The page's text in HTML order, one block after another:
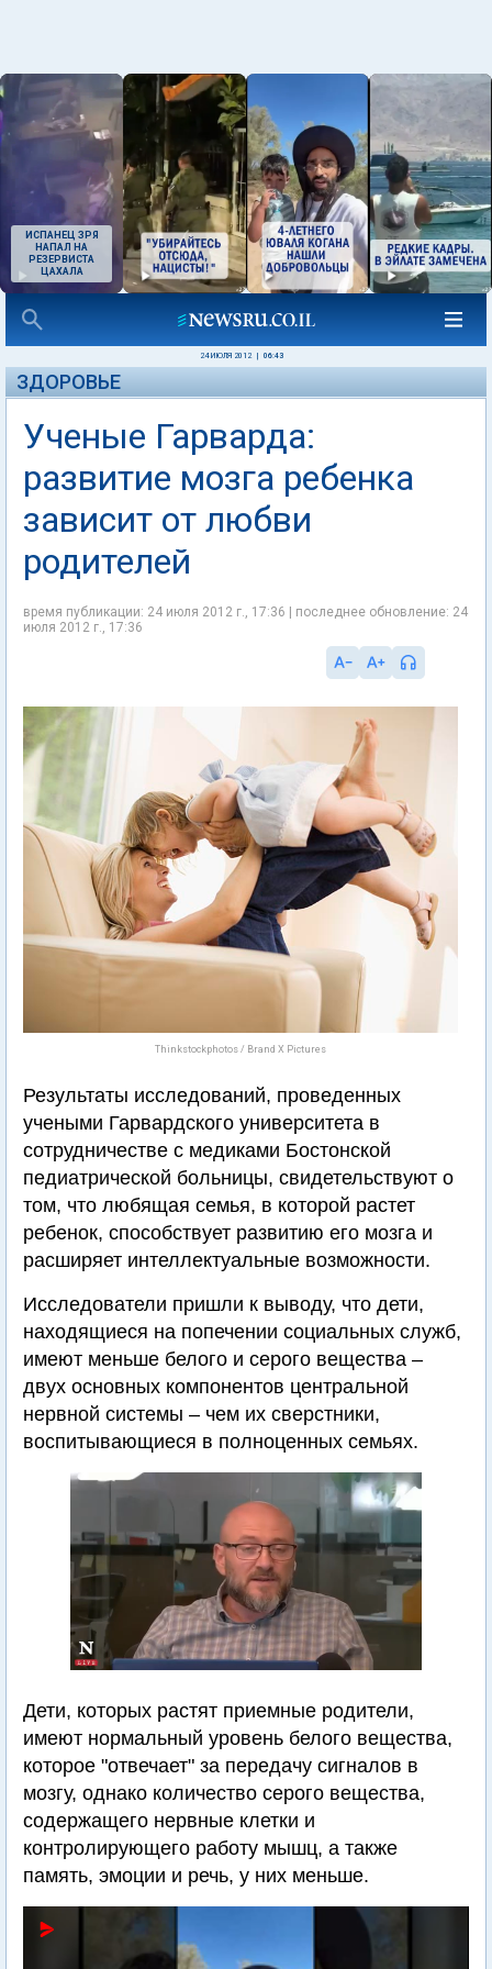
ИСПАНЕЦ ЗРЯ
НАПАЛ НА
РЕЗЕРВИСТА
ЦАХАЛА
24 ИЮЛЯ 2012 06:43
ЗДОРОВЬЕ
Ученые Гарварда:
развитие мозга ребенка
зависит от любви
родителей
время публикации: 24 июля 2012 г., 17:36 | последнее обновление: 24
июля 2012 г., 17:36
Thinkstockphotos / Brand X Pictures
Результаты исследований, проведенных
учеными Гарвардского университета в
сотрудничестве с медиками Бостонской
педиатрической больницы, свидетельствуют о
том, что любящая семья, в которой растет
ребенок, способствует развитию его мозга и
расширяет интеллектуальные возможности.
Исследователи пришли к выводу, что дети,
находящиеся на попечении социальных служб,
имеют меньше белого и серого вещества –
двух основных компонентов центральной
нервной системы – чем их сверстники,
воспитывающиеся в полноценных семьях.
Дети, которых растят приемные родители,
имеют нормальный уровень белого вещества,
которое "отвечает" за передачу сигналов в
мозгу, однако количество серого вещества,
содержащего нервные клетки и
контролирующего работу мышц, а также
память, эмоции и речь, у них меньше.